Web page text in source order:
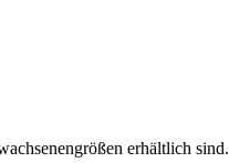
erhältlich sind.